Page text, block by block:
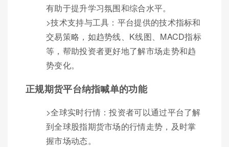
有助于提升学习氛围和综合水平。
>技术支持与工具：平台提供的技术指标和
交易策略，如趋势线、K线图、MACD指标
等，帮助投资者更好地了解市场走势和趋
势变化。
正规期货平台纳指喊单的功能
>全球实时行情：投资者可以通过平台了解
到全球股指期货市场的行情走势，及时掌
握市场动态。